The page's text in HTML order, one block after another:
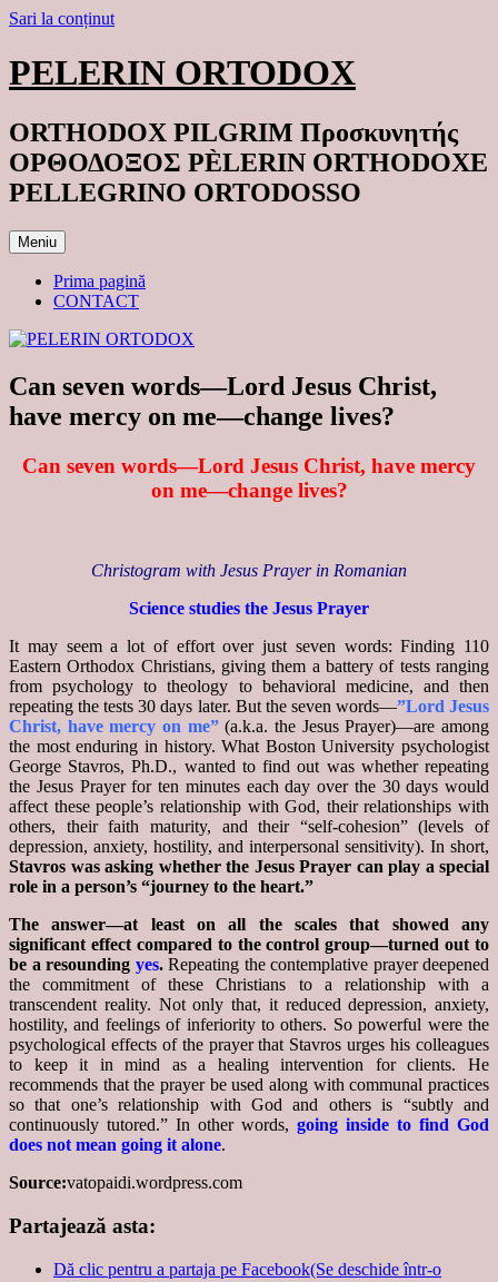
Sari la conținut
PELERIN ORTODOX
ORTHODOX PILGRIM Προσκυνητής
ΟΡΘΟΔΟΞΟΣ PÈLERIN ORTHODOXE
PELLEGRINO ORTODOSSO
Meniu
Prima pagină
CONTACT
Can seven words—Lord Jesus Christ,
have mercy on me—change lives?
Can seven words—Lord Jesus Christ, have mercy
on me—change lives?
Christogram with Jesus Prayer in Romanian
Science studies the Jesus Prayer
It may seem a lot of effort over just seven words: Finding 110
Eastern Orthodox Christians, giving them a battery of tests ranging
from psychology to theology to behavioral medicine, and then
repeating the tests 30 days later. But the seven words—”Lord Jesus
Christ, have mercy on me”(a.k.a. the Jesus Prayer)—are among
the most enduring in history. What Boston University psychologist
George Stavros, Ph.D., wanted to find out was whether repeating
the Jesus Prayer for ten minutes each day over the 30 days would
affect these people’s relationship with God, their relationships with
others, their faith maturity, and their “self-cohesion” (levels of
depression, anxiety, hostility, and interpersonal sensitivity). In short,
Stavros was asking whether the Jesus Prayer can play a special
role in a person’s “journey to the heart.”
The answer—at least on all the scales that showed any
significant effect compared to the control group—turned out to
be a resounding yes.Repeating the contemplative prayer deepened
the commitment of these Christians to a relationship with a
transcendent reality. Not only that, it reduced depression, anxiety,
hostility, and feelings of inferiority to others. So powerful were the
psychological effects of the prayer that Stavros urges his colleagues
to keep it in mind as a healing intervention for clients. He
recommends that the prayer be used along with communal practices
so that one’s relationship with God and others is “subtly and
continuously tutored.” In other words, going inside to find God
does not mean going it alone.
Source:vatopaidi.wordpress.com
Partajează asta:
Dă clic pentru a partaja pe Facebook(Se deschide într-o